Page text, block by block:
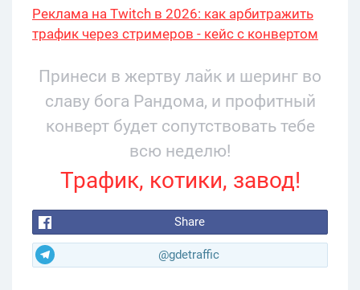
Реклама на Twitch в 2026: как арбитражить
трафик через стримеров - кейс с конвертом
Принеси в жертву лайк и шеринг во
славу бога Рандома, и профитный
конверт будет сопутствовать тебе
всю неделю!
Трафик, котики, завод!
Share
@gdetraffic